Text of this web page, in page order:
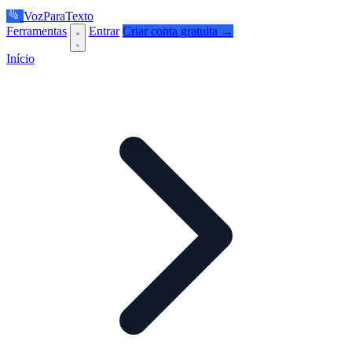
VozParaTexto
Ferramentas
Entrar Criar conta gratuita →
Início